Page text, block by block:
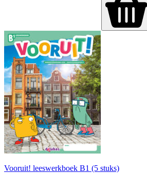
Vooruit! leeswerkboek B1 (5 stuks)